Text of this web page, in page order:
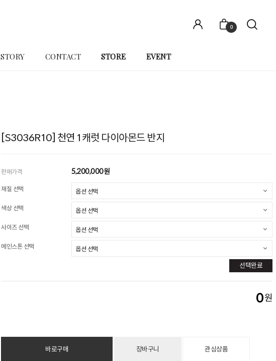
0
STORY CONTACT STORE EVENT
[S3036R10] 천연 1캐럿 다이아몬드 반지
판매가격 5,200,000원
재질 선택
색상 선택
사이즈 선택
메인스톤 선택
선택완료
0원
바로구매 장바구니 관심상품